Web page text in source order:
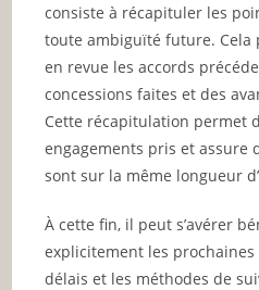
consiste à récapituler les
toute ambiguïté future. Cela
en revue les accords
concessions faites et des
Cette récapitulation permet
engagements pris et assure
sont sur la même longueur
À cette fin, il peut s’avérer
explicitement les prochaines
délais et les méthodes de